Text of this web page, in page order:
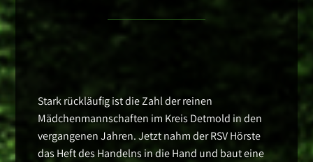
Stark rückläufig ist die Zahl der reinen
Mädchenmannschaften im Kreis Detmold in den
vergangenen Jahren. Jetzt nahm der RSV Hörste
das Heft des Handelns in die Hand und baut eine